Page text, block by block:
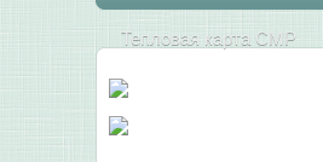
Тепловая карта СМР